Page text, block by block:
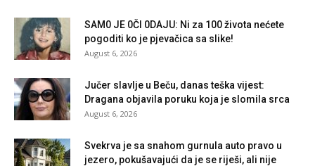
SAM0 JE 0Čl 0DAJU: Ni za 100 života nećete
pogoditi ko je pjevačica sa slike!
August 6, 2026
Jučer slavlje u Beču, danas teška vijest:
Dragana objavila poruku koja je slomila srca
August 6, 2026
Svekrva je sa snahom gurnula auto pravo u
jezero, pokušavajući da je se riješi, ali nije